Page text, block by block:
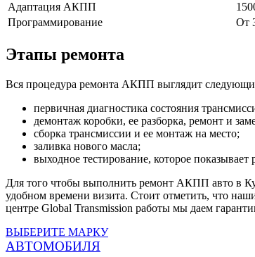
Адаптация АКПП
Программирование
От
Этапы ремонта
Вся процедура ремонта АКПП выглядит
первичная диагностика состояния
демонтаж коробки, ее разборка, ремонт и
сборка трансмиссии и ее монтаж на место;
заливка нового масла;
выходное тестирование, которое
Для того чтобы выполнить ремонт АКПП авто в
удобном времени визита. Стоит отметить, что
центре Global Transmission работы мы даем
ВЫБЕРИТЕ МАРКУ
АВТОМОБИЛЯ